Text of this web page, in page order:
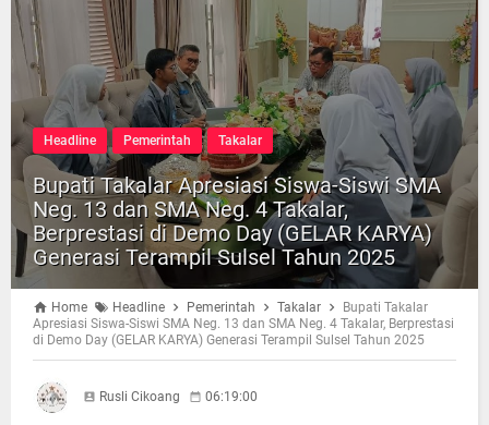
Headline Pemerintah Takalar
Bupati Takalar Apresiasi Siswa-Siswi SMA
Neg. 13 dan SMA Neg. 4 Takalar,
Berprestasi di Demo Day (GELAR KARYA)
Generasi Terampil Sulsel Tahun 2025
Home Headline Pemerintah Takalar
Bupati Takalar
Apresiasi Siswa-Siswi SMA Neg. 13 dan SMA Neg. 4 Takalar, Berprestasi
di Demo Day (GELAR KARYA) Generasi Terampil Sulsel Tahun 2025
Rusli Cikoang 06:19:00